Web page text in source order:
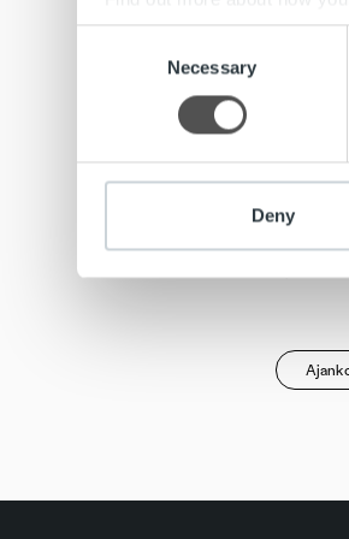
We use cookies to
information about your use
other information that
Necessary
Deny
Lähetä
Trust